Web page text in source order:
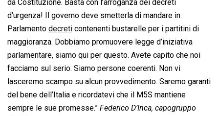
da Costituzione. Basta con l’arroganza dei decreti
d’urgenza! Il governo deve smetterla di mandare in
Parlamento decreti contenenti bustarelle per i partitini di
maggioranza. Dobbiamo promuovere legge d’iniziativa
parlamentare, siamo qui per questo. Avete capito che noi
facciamo sul serio. Siamo persone coerenti. Non vi
lasceremo scampo su alcun provvedimento. Saremo garanti
del bene dell’Italia e ricordatevi che il M5S mantiene
sempre le sue promesse.” Federico D’Inca, capogruppo